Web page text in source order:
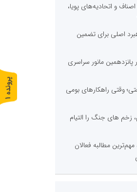
و اتحادیه‌های پویا،
اصلی برای تضمین
در پانزدهمین مانور سراسری
وقتی راهکارهای بومی
های جنگ را التیام
مطالبه فعالان
پ
ر
و
ن
د
ه
1